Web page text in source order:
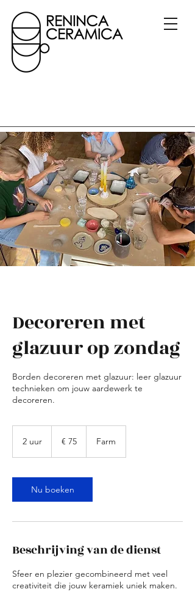
Decoreren met
glazuur op zondag
Borden decoreren met glazuur: leer glazuur
technieken om jouw aardewerk te
decoreren.
2 uur
r
€ 75 Farm
Nu boeken
Beschrijving van de dienst
Sfeer en plezier gecombineerd met veel
creativiteit die jouw keramiek uniek maken.